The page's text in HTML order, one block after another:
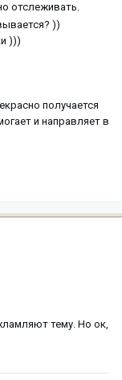
отслеживать.
))
)))
получается
и направляет в
тему. Но ок,